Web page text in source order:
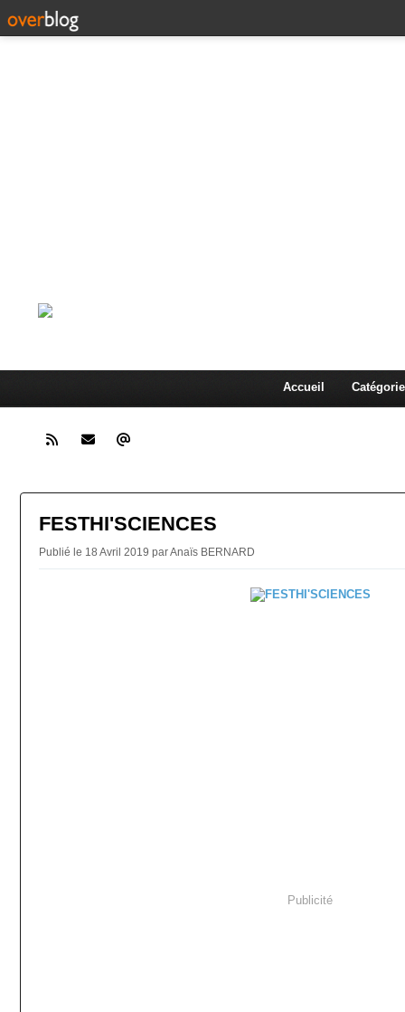
Accueil
FESTHI'SCIENCES
Publié le 18 Avril 2019 par Anaïs BERNARD
Publicité